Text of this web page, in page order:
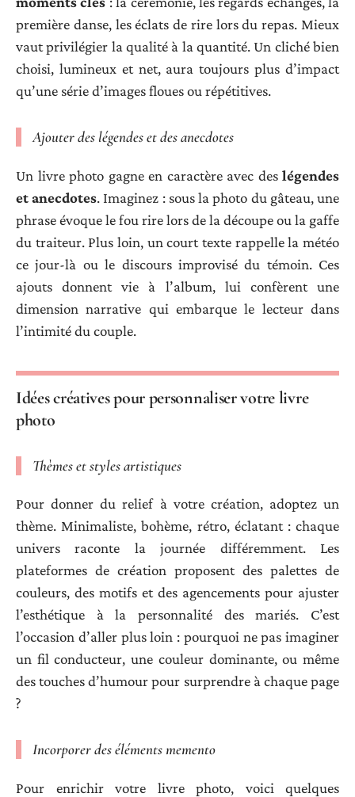
première danse, les éclats de rire lors du repas. Mieux
vaut privilégier la qualité à la quantité. Un cliché bien
choisi, lumineux et net, aura toujours plus d’impact
qu’une série d’images floues ou répétitives.
Ajouter des légendes et des anecdotes
Un livre photo gagne en caractère avec des légendes
et anecdotes. Imaginez : sous la photo du gâteau, une
phrase évoque le fou rire lors de la découpe ou la gaffe
du traiteur. Plus loin, un court texte rappelle la météo
ce jour-là ou le discours improvisé du témoin. Ces
ajouts donnent vie à l’album, lui confèrent une
dimension narrative qui embarque le lecteur dans
l’intimité du couple.
Idées créatives pour personnaliser votre livre
photo
Thèmes et styles artistiques
Pour donner du relief à votre création, adoptez un
thème. Minimaliste, bohème, rétro, éclatant : chaque
univers raconte la journée différemment. Les
plateformes de création proposent des palettes de
couleurs, des motifs et des agencements pour ajuster
l’esthétique à la personnalité des mariés. C’est
l’occasion d’aller plus loin : pourquoi ne pas imaginer
un fil conducteur, une couleur dominante, ou même
des touches d’humour pour surprendre à chaque page
?
Incorporer des éléments memento
Pour enrichir votre livre photo, voici quelques